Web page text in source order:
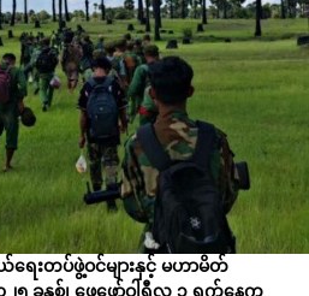
းတပ်ဖွဲ့ဝင်များနှင့် မဟာမိတ်
၀၂၅ ခုနှစ်၊ ဖေဖော်ဝါရီလ ၃ ရက်နေ့က